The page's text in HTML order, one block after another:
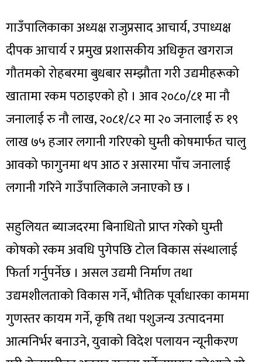
गाउँपालिकाका अध्यक्ष राजुप्रसाद आचार्य, उपाध्यक्ष
दीपक आचार्य र प्रमुख प्रशासकीय अधिकृत खगराज
गौतमको रोहबरमा बुधबार सम्झौता गरी उद्यमीहरूको
खातामा रकम पठाइएको हो । आव २०८०/८१ मा नौ
जनालाई रु नौ लाख, २०८१/८२ मा २० जनालाई रु १९
लाख ७५ हजार लगानी गरिएको घुम्ती कोषमार्फत चालु
आवको फागुनमा थप आठ र असारमा पाँच जनालाई
लगानी गरिने गाउँपालिकाले जनाएको छ ।
सहुलियत ब्याजदरमा बिनाधितो प्राप्त गरेको घुम्ती
कोषको रकम अवधि पुगेपछि टोल विकास संस्थालाई
फिर्ता गर्नुपर्नेछ । असल उद्यमी निर्माण तथा
उद्यमशीलताको विकास गर्ने, भौतिक पूर्वाधारका काममा
गुणस्तर कायम गर्ने, कृषि तथा पशुजन्य उत्पादनमा
आत्मनिर्भर बनाउने, युवाको विदेश पलायन न्यूनीकरण